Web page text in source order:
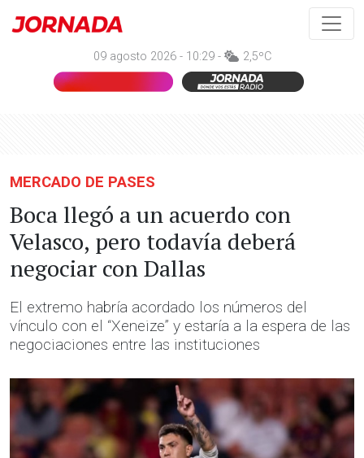
09 agosto 2026 - 10:29 - 2,5ºC
MERCADO DE PASES
Boca llegó a un acuerdo con
Velasco, pero todavía deberá
negociar con Dallas
El extremo habría acordado los números del
vínculo con el “Xeneize” y estaría a la espera de las
negociaciones entre las instituciones